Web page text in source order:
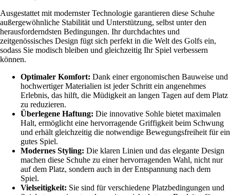
Ausgestattet mit modernster Technologie garantieren diese Schuhe
außergewöhnliche Stabilität und Unterstützung, selbst unter den
herausforderndsten Bedingungen. Ihr durchdachtes und
zeitgenössisches Design fügt sich perfekt in die Welt des Golfs ein,
sodass Sie modisch bleiben und gleichzeitig Ihr Spiel verbessern
können.
Optimaler Komfort: Dank einer ergonomischen Bauweise und
hochwertiger Materialien ist jeder Schritt ein angenehmes
Erlebnis, das hilft, die Müdigkeit an langen Tagen auf dem Platz
zu reduzieren.
Überlegene Haftung: Die innovative Sohle bietet maximalen
Halt, ermöglicht eine hervorragende Griffigkeit beim Schwung
und erhält gleichzeitig die notwendige Bewegungsfreiheit für ein
gutes Spiel.
Modernes Styling: Die klaren Linien und das elegante Design
machen diese Schuhe zu einer hervorragenden Wahl, nicht nur
auf dem Platz, sondern auch in der Entspannung nach dem
Spiel.
Vielseitigkeit: Sie sind für verschiedene Platzbedingungen und